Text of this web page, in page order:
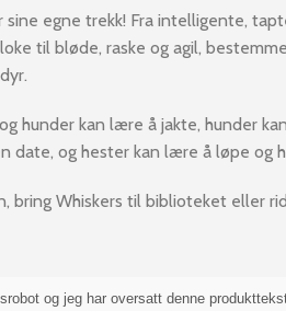
sine egne trekk! Fra intelligente,
til bløde, raske og agil,
hunder kan lære å jakte, hunder
date, og hester kan lære å løpe og
bring Whiskers til biblioteket eller
og jeg har oversatt denne